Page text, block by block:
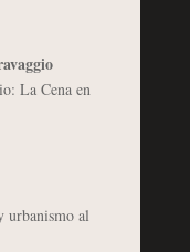
La Cena en
urbanismo al